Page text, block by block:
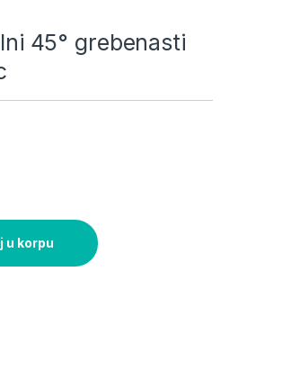
45° grebenasti
prekidač Mitea Electric quantity
u korpu